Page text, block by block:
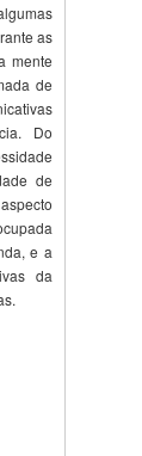
as
mente
de
Do
de
e a
da